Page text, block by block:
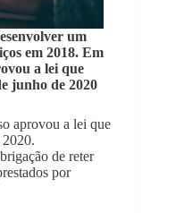
um
em 2018. Em
a lei que
junho de 2020
aprovou a lei que
de reter
por